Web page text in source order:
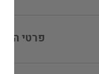
פרטי